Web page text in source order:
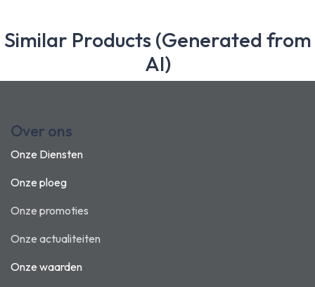
Similar Products (Generated from
AI)
Over ons
Onze Diensten
Onze ploeg
Onze promoties
Onze actualiteiten
Onze waarden